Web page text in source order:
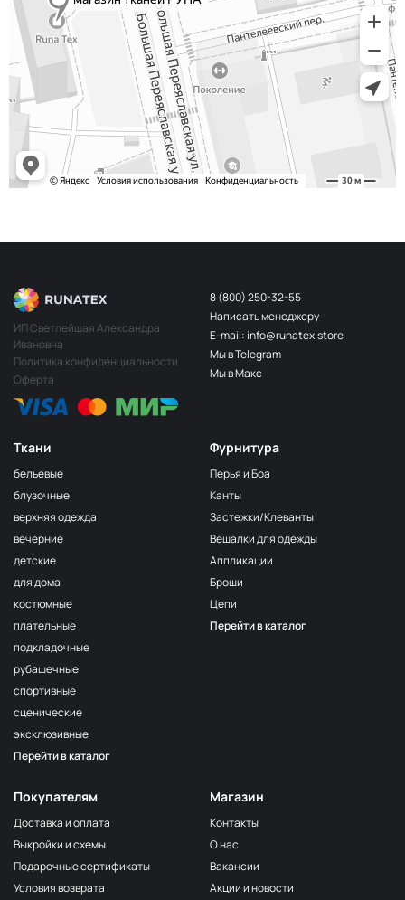
Ткани
бельевые
блузочные
верхняя одежда
вечерние
детские
для дома
костюмные
плательные
подкладочные
рубашечные
спортивные
сценические
эксклюзивные
Перейти в каталог
Фурнитура
Перья и Боа
Канты
Застежки/Клеванты
Вешалки для одежды
Аппликации
Броши
Цепи
Перейти в каталог
Покупателям
Доставка и оплата
Выкройки и схемы
Подарочные сертификаты
Условия возврата
Магазин
Контакты
О нас
Вакансии
Акции и новости
ИП Светлейшая Александра
Ивановна
Политика конфиденциальности
Оферта
8 (800) 250-32-55
Написать менеджеру
E-mail: info@runatex.store
Мы в Telegram
Мы в Макс